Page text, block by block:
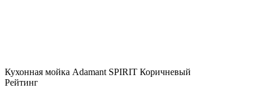
Кухонная мойка Adamant SPIRIT Коричневый
Рейтинг